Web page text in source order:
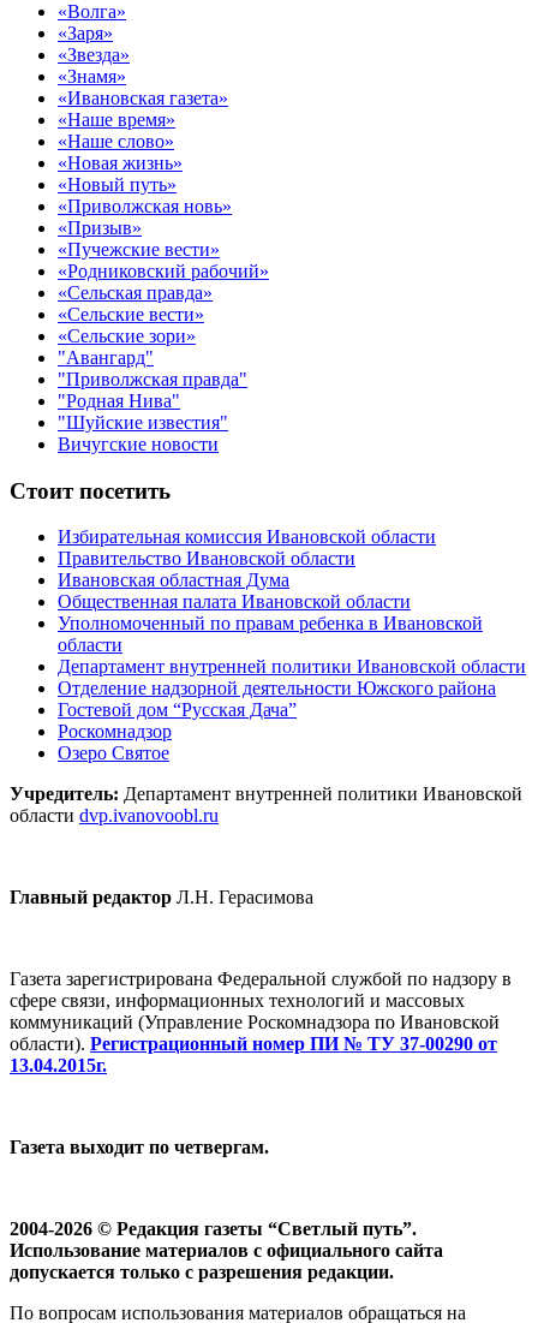
«Волга»
«Заря»
«Звезда»
«Знамя»
«Ивановская газета»
«Наше время»
«Наше слово»
«Новая жизнь»
«Новый путь»
«Приволжская новь»
«Призыв»
«Пучежские вести»
«Родниковский рабочий»
«Сельская правда»
«Сельские вести»
«Сельские зори»
"Авангард"
"Приволжская правда"
"Родная Нива"
"Шуйские известия"
Вичугские новости
Стоит посетить
Избирательная комиссия Ивановской области
Правительство Ивановской области
Ивановская областная Дума
Общественная палата Ивановской области
Уполномоченный по правам ребенка в Ивановской
области
Департамент внутренней политики Ивановской области
Отделение надзорной деятельности Южского района
Гостевой дом “Русская Дача”
Роскомнадзор
Озеро Святое
Учредитель: Департамент внутренней политики Ивановской
области dvp.ivanovoobl.ru
Главный редактор Л.Н. Герасимова
Газета зарегистрирована Федеральной службой по надзору в
сфере связи, информационных технологий и массовых
коммуникаций (Управление Роскомнадзора по Ивановской
области). Регистрационный номер ПИ № ТУ 37-00290 от
13.04.2015г.
Газета выходит по четвергам.
2004-2026 © Редакция газеты “Светлый путь”.
Использование материалов с официального сайта
допускается только с разрешения редакции.
По вопросам использования материалов обращаться на